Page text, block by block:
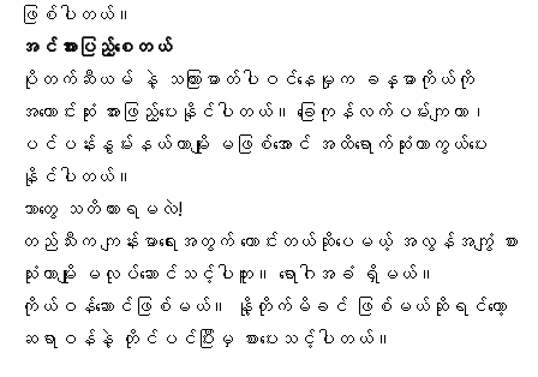
ဖြစ်ပါတယ်။
အင်အားပြည့်စေတယ်
ပိုတက်ဆီယမ် နဲ့ သကြားဓာတ်ပါဝင်နေမှုက ခန္ဓာကိုယ်ကို
အကောင်းဆုံး အားဖြည့်ပေးနိုင်ပါတယ်။ ခြေကုန်လက်ပမ်းကျတာ၊
ပင်ပန်းနွမ်းနယ်တာမျိုး မဖြစ်အောင် အထိရောက်ဆုံးကာကွယ်ပေး
နိုင်ပါတယ်။
ဘာတွေ သတိထားရမလဲ!
တည်သီးက ကျန်းမာရေးအတွက် ကောင်းတယ်ဆိုပေမယ့် အလွန်အကျွံ စား
သုံးတာမျိုး မလုပ်ဆောင်သင့်ပါဘူး။ ရောဂါအခံ ရှိမယ်။
ကိုယ်ဝန်ဆောင်ဖြစ်မယ်။ နို့တိုက်မိခင် ဖြစ်မယ်ဆိုရင်တော့
ဆရာဝန်နဲ့ တိုင်ပင်ပြီးမှ စားပေးသင့်ပါတယ်။